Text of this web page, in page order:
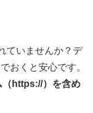
ていませんか？デ
おくと安心です。
（https://）を含め